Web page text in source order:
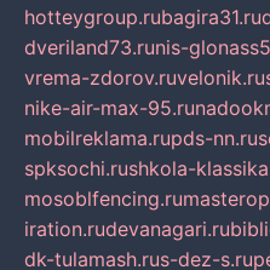
hotteygroup.rubagira31.ru
dveriland73.runis-
vrema-zdorov.ruvelonik.ru
nike-air-max-95.ru
mobilreklama.rupds-nn.ru
spksochi.rushkola-
mosoblfencing.ru
iration.rudevanagari.ru
dk-tulamash.rus-dez-s.ru